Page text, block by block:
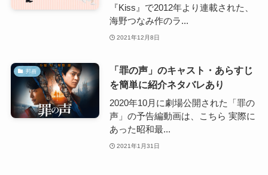
『Kiss』で2012年より連載された、
海野つなみ作のラ...
2021年12月8日
邦画
「罪の声」のキャスト・あらすじ
を簡単に紹介ネタバレあり
2020年10月に劇場公開された「罪の
声」の予告編動画は、こちら 実際に
あった昭和最...
2021年1月31日